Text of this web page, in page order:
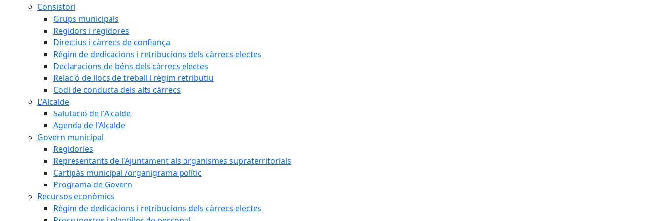
Consistori
Grups municipals
Regidors i regidores
Directius i càrrecs de confiança
Règim de dedicacions i retribucions dels càrrecs electes
Declaracions de béns dels càrrecs electes
Relació de llocs de treball i règim retributiu
Codi de conducta dels alts càrrecs
L'Alcalde
Salutació de l'Alcalde
Agenda de l'Alcalde
Govern municipal
Regidories
Representants de l'Ajuntament als organismes supraterritorials
Cartipàs municipal /organigrama polític
Programa de Govern
Recursos econòmics
Règim de dedicacions i retribucions dels càrrecs electes